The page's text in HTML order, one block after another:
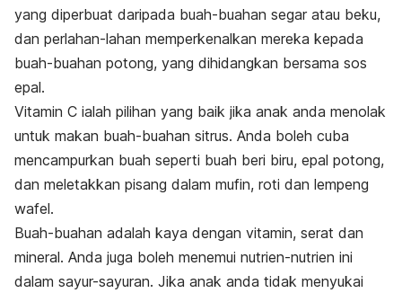
yang diperbuat daripada buah-buahan segar atau beku,
dan perlahan-lahan memperkenalkan mereka kepada
buah-buahan potong, yang dihidangkan bersama sos
epal.
Vitamin C ialah pilihan yang baik jika anak anda menolak
untuk makan buah-buahan sitrus. Anda boleh cuba
mencampurkan buah seperti buah beri biru, epal potong,
dan meletakkan pisang dalam mufin, roti dan lempeng
wafel.
Buah-buahan adalah kaya dengan vitamin, serat dan
mineral. Anda juga boleh menemui nutrien-nutrien ini
dalam sayur-sayuran. Jika anak anda tidak menyukai